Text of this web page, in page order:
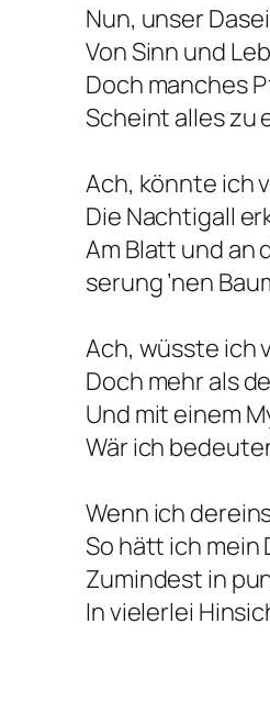
Nun, unser
Von Sinn und
Doch manches
Scheint alles zu
Ach, könnte ich
Die Nachtigall
Am Blatt und an
serung ’nen
Ach, wüsste ich
Doch mehr als
Und mit einem
Wär ich
Wenn ich
So hätt ich mein
Zumindest in
In vielerlei